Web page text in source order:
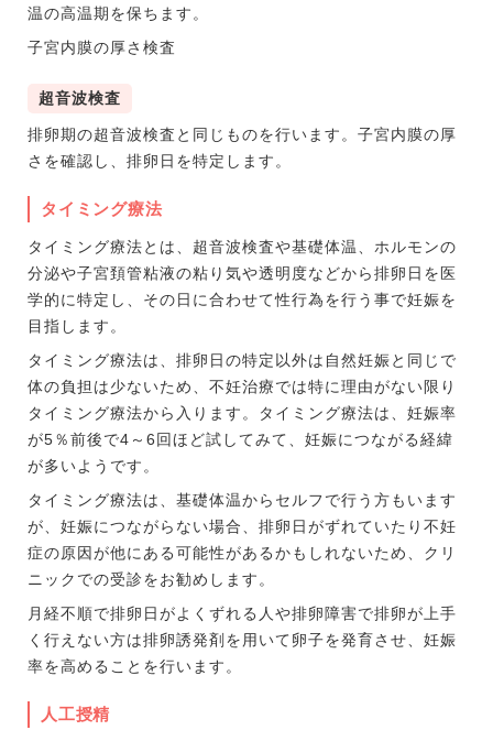
温の高温期を保ちます。
子宮内膜の厚さ検査
超音波検査
排卵期の超音波検査と同じものを行います。子宮内膜の厚
さを確認し、排卵日を特定します。
タイミング療法
タイミング療法とは、超音波検査や基礎体温、ホルモンの
分泌や子宮頚管粘液の粘り気や透明度などから排卵日を医
学的に特定し、その日に合わせて性行為を行う事で妊娠を
目指します。
タイミング療法は、排卵日の特定以外は自然妊娠と同じで
体の負担は少ないため、不妊治療では特に理由がない限り
タイミング療法から入ります。タイミング療法は、妊娠率
が5％前後で4～6回ほど試してみて、妊娠につながる経緯
が多いようです。
タイミング療法は、基礎体温からセルフで行う方もいます
が、妊娠につながらない場合、排卵日がずれていたり不妊
症の原因が他にある可能性があるかもしれないため、クリ
ニックでの受診をお勧めします。
月経不順で排卵日がよくずれる人や排卵障害で排卵が上手
く行えない方は排卵誘発剤を用いて卵子を発育させ、妊娠
率を高めることを行います。
人工授精